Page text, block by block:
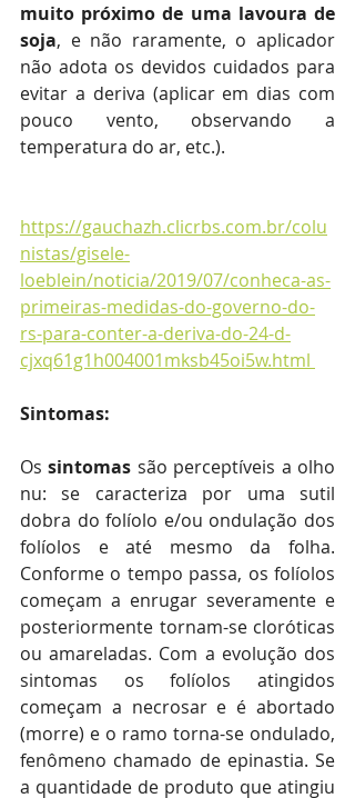
muito próximo de uma lavoura de
soja, e não raramente, o aplicador
não adota os devidos cuidados para
evitar a deriva (aplicar em dias com
pouco vento, observando a
temperatura do ar, etc.).
https://gauchazh.clicrbs.com.br/colu
nistas/gisele-
loeblein/noticia/2019/07/conheca-as-
primeiras-medidas-do-governo-do-
rs-para-conter-a-deriva-do-24-d-
cjxq61g1h004001mksb45oi5w.html
Sintomas:
Os sintomas são perceptíveis a olho
nu: se caracteriza por uma sutil
dobra do folíolo e/ou ondulação dos
folíolos e até mesmo da folha.
Conforme o tempo passa, os folíolos
começam a enrugar severamente e
posteriormente tornam-se cloróticas
ou amareladas. Com a evolução dos
sintomas os folíolos atingidos
começam a necrosar e é abortado
(morre) e o ramo torna-se ondulado,
fenômeno chamado de epinastia. Se
a quantidade de produto que atingiu